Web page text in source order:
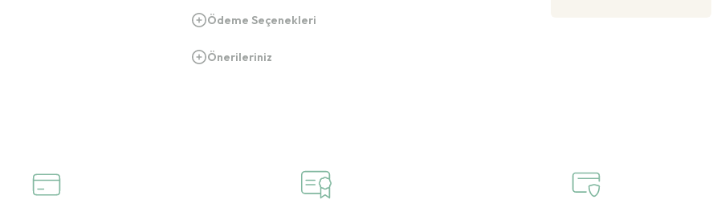
Ödeme Seçenekleri
Önerileriniz